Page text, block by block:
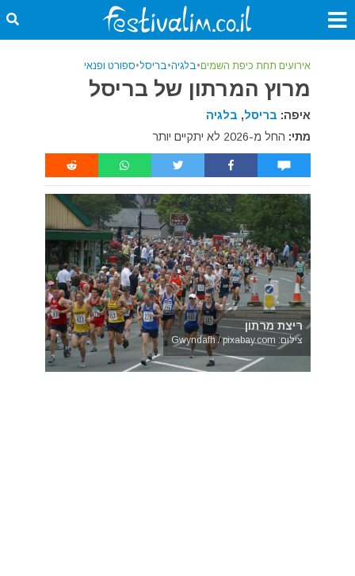
אירועים תחת כיפת השמים•בלגיה•בריסל•ספורט ופנאי
מרוץ המרתון של בריסל
איפה: בריסל, בלגיה
מתי: החל מ-2026 לא יתקיים יותר
ריצת מרתון
צילום: Gwyndafh / pixabay.com